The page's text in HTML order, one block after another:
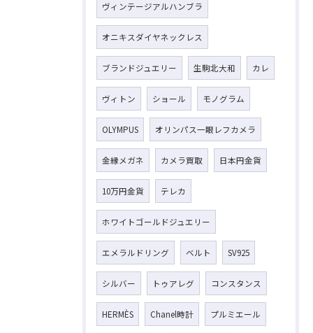
ヴィンテージアルハンブラ
オニキスダイヤネックレス
ブランドジュエリー 生駒北大和 カレ
ヴィトン ショール モノグラム
OLYMPUS オリンパス一眼レフカメラ
金縁メガネ カメラ買取 日本円金貨
10万円金貨 テレカ
ホワイトゴールドジュエリー
エメラルドリング ベルト SV925
シルバー トゥアレグ コンスタンス
HERMÈS Chanel時計 プルミエール